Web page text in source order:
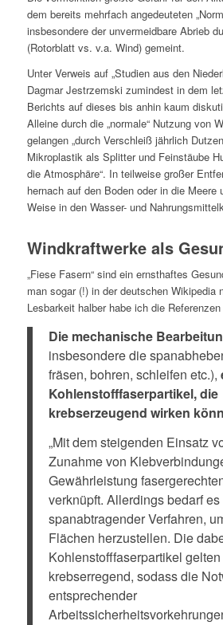
dem bereits mehrfach angedeuteten
insbesondere der unvermeidbare Abrieb
(Rotorblatt vs. v.a. Wind) gemeint.
Unter Verweis auf „Studien aus den
Dagmar Jestrzemski zumindest in dem
Berichts auf dieses bis anhin kaum
Alleine durch die „normale“ Nutzung von
gelangen „durch Verschleiß jährlich
Mikroplastik als Splitter und Feinstäube
die Atmosphäre“. In teilweise großer
hernach auf den Boden oder in die Meere
Weise in den Wasser- und
Windkraftwerke als
„Fiese Fasern“ sind ein ernsthaftes
man sogar (!) in der deutschen Wikipedia
Lesbarkeit halber habe ich die
Die mechanische
insbesondere die
fräsen, bohren, schleifen etc.),
Kohlenstofffaserpartikel, die
krebserzeugend wirken
„Mit dem steigenden Einsatz
Zunahme von
Gewährleistung
verknüpft. Allerdings bedarf
spanabtragender Verfahren,
Flächen herzustellen. Die
Kohlenstofffaserpartikel
krebserregend, sodass die
entsprechender